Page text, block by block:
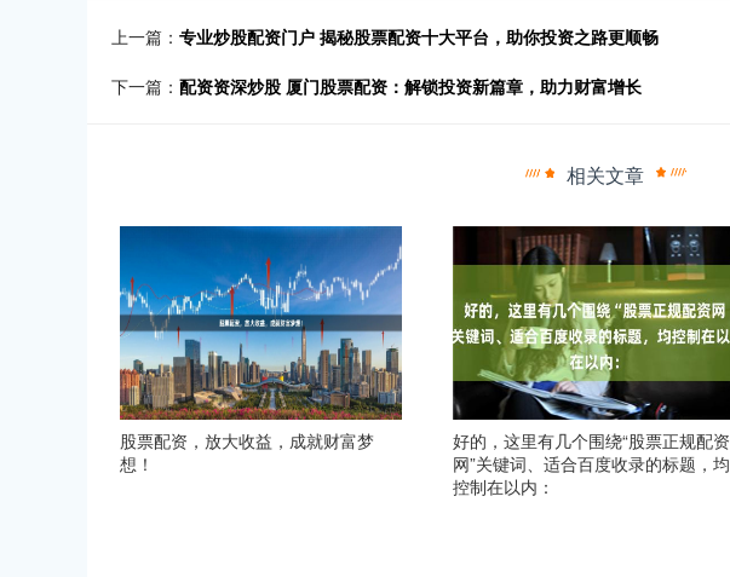
上一篇： 专业炒股配资门户 揭秘股票配资十大平台，助你投资之路更顺畅
下一篇： 配资资深炒股 厦门股票配资：解锁投资新篇章，助力财富增长
相关文章
股票配资，放大收益，成就财富梦
想！
好的，这里有几个围绕“股票正规配资
网”关键词、适合百度收录的标题，均
控制在以内：